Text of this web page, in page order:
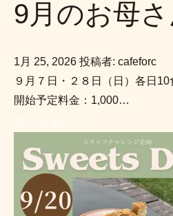
9月のお母
1月 25, 2026 投稿者: cafeforc
９月７日・２８日（日）各日
開始予定料金：1,000…